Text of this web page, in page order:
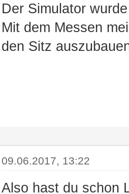
Der Simulator
Mit dem Messen
den Sitz
09.06.2017, 13:22
Also hast du schon